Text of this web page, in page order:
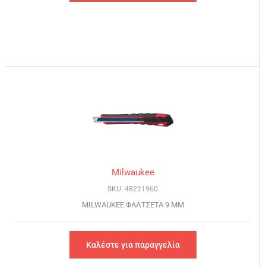
Milwaukee
SKU: 48221960
MILWAUKEE ΦΑΛΤΣΕΤΑ 9 MM
Καλέστε για παραγγελία